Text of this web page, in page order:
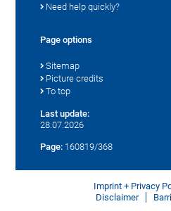
Need help quickly?
Page options
Sitemap
Picture credits
To top
Last update:
28.07.2026
Page: 160819/368
Imprint + Privacy
Disclaimer